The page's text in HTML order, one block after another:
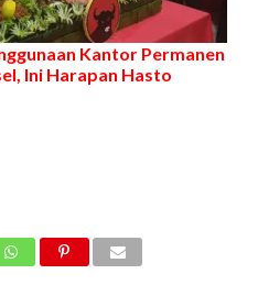
Kantor Permanen
Ini Harapan Hasto